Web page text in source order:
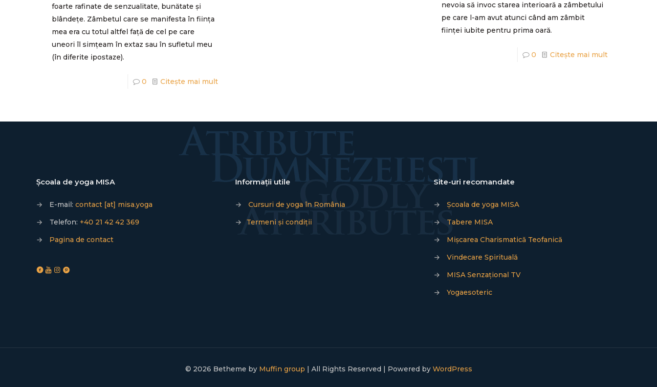
foarte rafinate de senzualitate, bunătate și
blândețe. Zâmbetul care se manifesta în ființa
mea era cu totul altfel față de cel pe care
uneori îl simțeam în extaz sau în sufletul meu
(în diferite ipostaze).
0 Citește mai mult
nevoia să invoc starea interioară a zâmbetului
pe care l-am avut atunci când am zâmbit
ființei iubite pentru prima oară.
0 Citește mai mult
Școala de yoga MISA
→ E-mail: contact [at] misa.yoga
→
Telefon: +40 21 42 42 369
→
Pagina de contact
Informații utile
→
Cursuri de yoga în România
→
Termeni și condiții
Site-uri recomandate
→
Școala de yoga MISA
→
Tabere MISA
→
Mișcarea Charismatică Teofanică
→
Vindecare Spirituală
→
MISA Senzațional TV
→
Yogaesoteric
© 2026 Betheme by Muffin group | All Rights Reserved | Powered by WordPress